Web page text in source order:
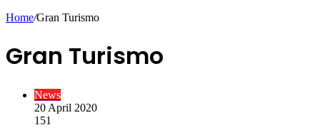
Home/Gran Turismo
Gran Turismo
News
20 April 2020
151